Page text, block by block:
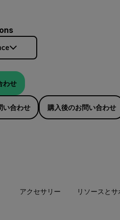
わせ
い合わせ 購入後のお問い合わせ
アクセサリー リソースと